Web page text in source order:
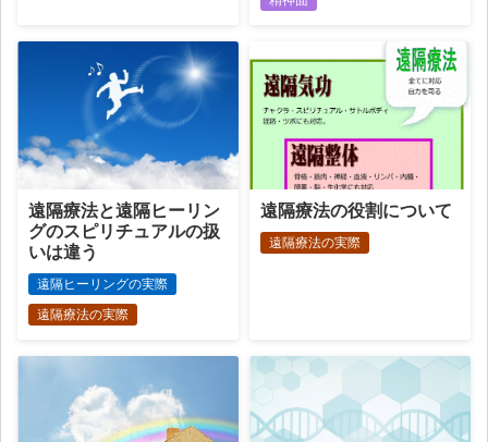
遠隔療法と遠隔ヒーリン
グのスピリチュアルの扱
いは違う
遠隔ヒーリングの実際
遠隔療法の実際
遠隔療法の役割について
遠隔療法の実際